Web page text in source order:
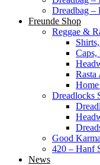
Dreadbag
Freunde Shop
Reggae &
Caps,
Rasta
Dreadlocks
Good
420 – Hanf
News